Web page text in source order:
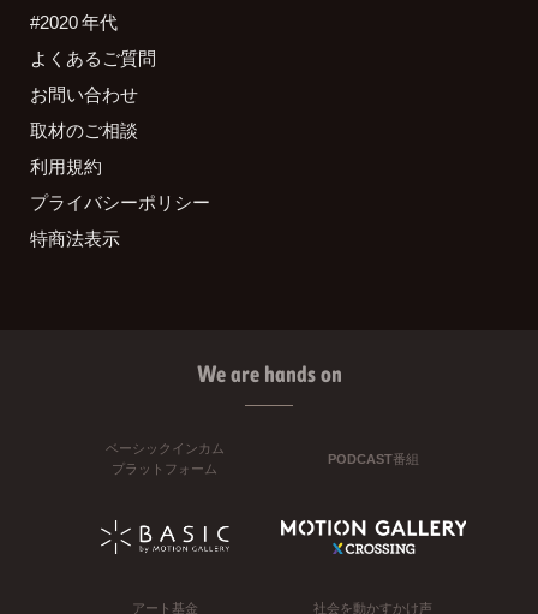
#2020 年代
よくあるご質問
お問い合わせ
取材のご相談
利用規約
プライバシーポリシー
特商法表示
We are hands on
ベーシックインカム
プラットフォーム
PODCAST番組
アート基金 社会を動かすかけ声